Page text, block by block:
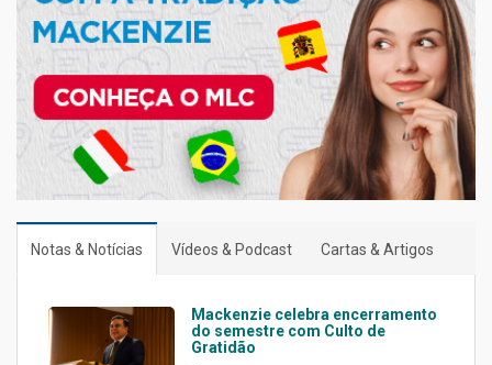
Notas & Notícias Vídeos & Podcast Cartas & Artigos
Mackenzie celebra encerramento
do semestre com Culto de
Gratidão